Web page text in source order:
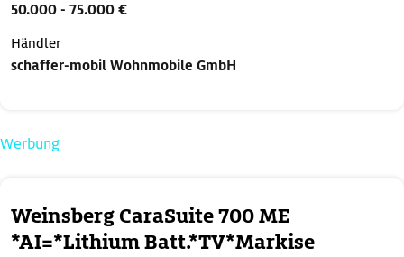
Weinsberg CaraSuite 700 ME
*AI=*Lithium Batt.*TV*Markise
50.000 - 75.000 €
Händler
schaffer-mobil Wohnmobile GmbH
Werbung